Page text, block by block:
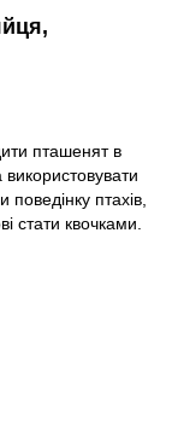
пташенят в
птахів,
стати квочками.